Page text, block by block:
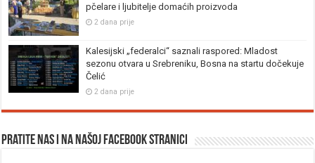
pčelare i ljubitelje domaćih proizvoda
2 dana prije
Kalesijski „federalci“ saznali raspored: Mladost
sezonu otvara u Srebreniku, Bosna na startu dočekuje
Čelić
2 dana prije
Pratite nas i na našoj facebook stranici